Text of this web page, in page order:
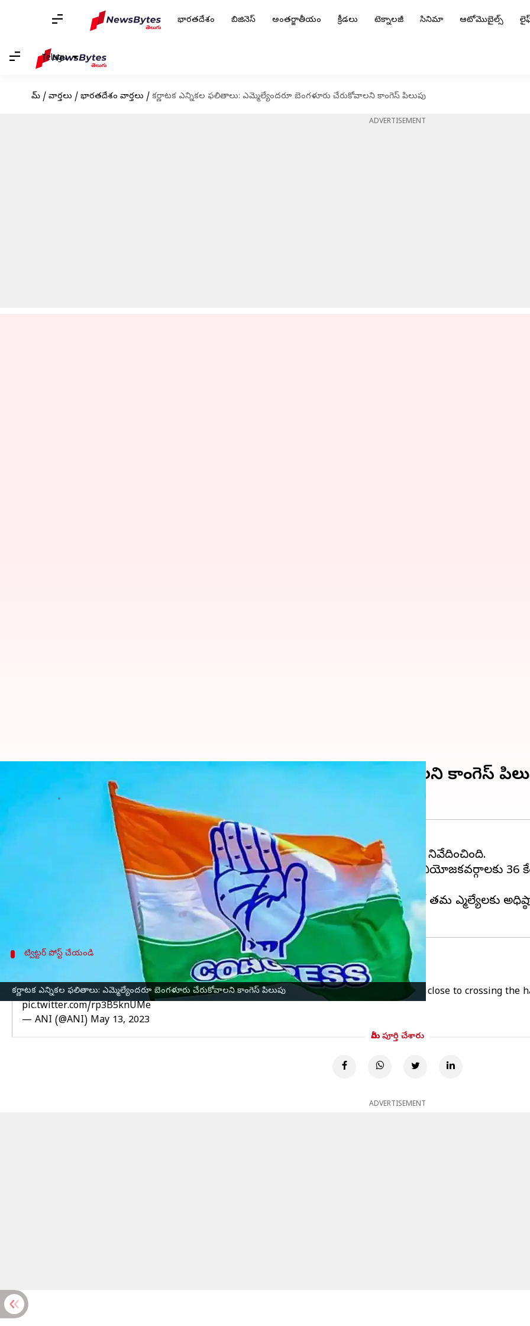
భారతదేశం బిజినెస్ అంతర్జాతీయం క్రీడలు టెక్నాలజీ సినిమా ఆటోమొబైల్స్
Telugu
హోమ్ / వార్తలు / భారతదేశం వార్తలు / కర్ణాటక ఎన్నికల ఫలితాలు: ఎమ్మెల్యేందరూ బెంగళూరు చేరుకోవాలని కాంగెస్ పిలుపు
ADVERTISEMENT
కర్ణాటక ఎన్నికల ఫలితాలు: ఎమ్మెల్యేందరూ బెంగళూరు చేరుకోవాలని కాంగెస్ పిలుపు
కర్ణాటక ఎన్నికల ఫలితాలు: ఎమ్మెల్యేందరూ బెంగళూరు చేరుకోవాలని కాంగెస్
10:51 am
తమ ఎమ్మెల్యేలందరూ శనివారం బెంగళూరుకు చేరుకోవాలని కాంగ్రెస్ పిలుపునిచ్చినట్లు ఏఎన్ఐ నివేదించింది.
కర్ణాటకలో శాసనసభ ఎన్నికల ఓట్ల లెక్కింపు ప్రస్తుతం కొనసాగుతోంది. మొత్తం 224 అసెంబ్లీ నియోజకవర్గాలకు 36
100పైగా స్థానాల్లో ఆధిక్యంలో కొనసాగుతోంది.
ఈ క్రమంలో కాంగ్రెస్ అతిపెద్ద పార్టీగా అవతరించే అవకాశం ఉందన్న ఊహాగానాల నేపథ్యంలో తమ ఎమ్మెల్యేలకు
ట్విట్టర్ పోస్ట్ చేయండి
కాంగ్రెస్ నేత సిద్ధరామయ్య విక్టరీ సింబల్
#WATCH| Congress leader & former CM Siddaramaiah gives a thumbs up as his party is close to crossing
pic.twitter.com/rp3B5knUMe
— ANI (@ANI) May 13, 2023
మీరు పూర్తి చేశారు
ADVERTISEMENT